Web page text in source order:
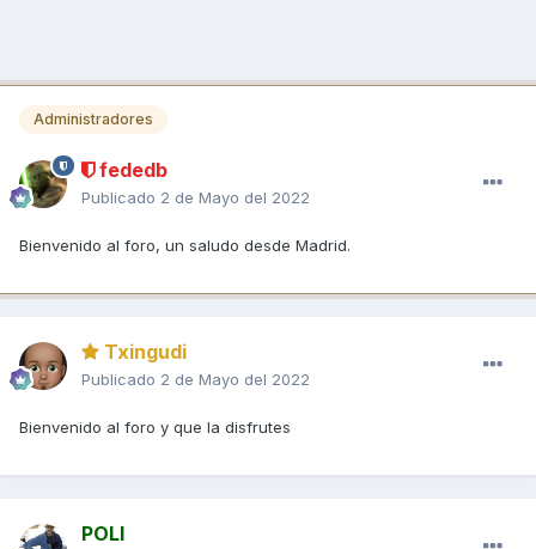
Administradores
fededb
Publicado 2 de Mayo del 2022
Bienvenido al foro, un saludo desde Madrid.
Txingudi
Publicado 2 de Mayo del 2022
Bienvenido al foro y que la disfrutes
POLI